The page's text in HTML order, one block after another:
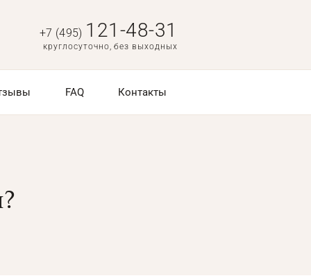
+7 (495) 121-48-31
круглосуточно, без выходных
FAQ Контакты